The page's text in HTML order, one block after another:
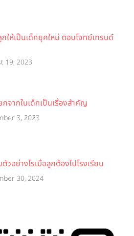
กให้เป็นเด็กยุคใหม่ ตอบโจทย์เทรนด์
19, 2023
กจากในเด็กเป็นเรื่องสำคัญ
3, 2023
วอย่างไรเมื่อลูกต้องไปโรงเรียน
30, 2024